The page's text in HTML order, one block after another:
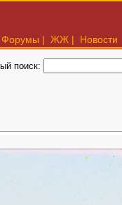
Форумы | ЖЖ | Новости
поиск: